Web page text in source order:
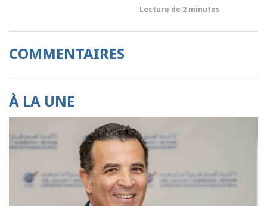
Lecture de 2 minutes
COMMENTAIRES
À LA UNE